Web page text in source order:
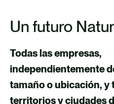
Un futuro
Todas las empresas,
independientemente
tamaño o ubicación, y
territorios y ciudades